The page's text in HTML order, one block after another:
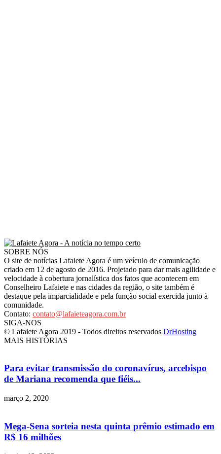
SOBRE NÓS
O site de notícias Lafaiete Agora é um veículo de comunicação
criado em 12 de agosto de 2016. Projetado para dar mais agilidade e
velocidade à cobertura jornalística dos fatos que acontecem em
Conselheiro Lafaiete e nas cidades da região, o site também é
destaque pela imparcialidade e pela função social exercida junto à
comunidade.
Contato: contato@lafaieteagora.com.br
SIGA-NOS
© Lafaiete Agora 2019 - Todos direitos reservados DrHosting
MAIS HISTÓRIAS
Para evitar transmissão do coronavírus, arcebispo
de Mariana recomenda que fiéis...
março 2, 2020
Mega-Sena sorteia nesta quinta prêmio estimado em
R$ 16 milhões